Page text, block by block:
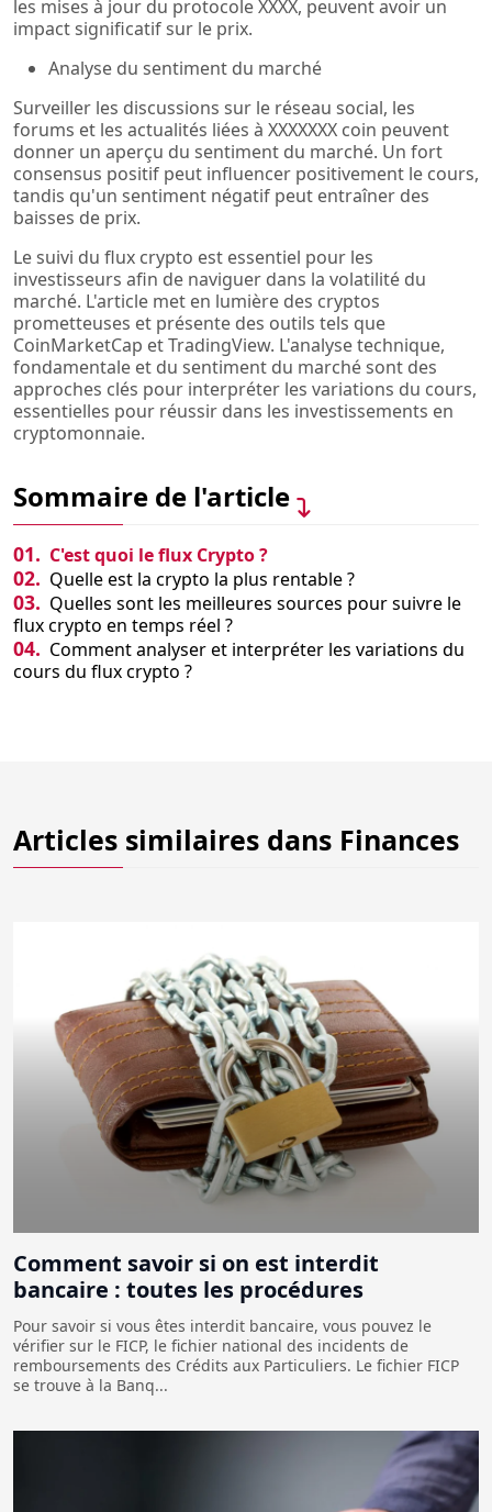
les mises à jour du protocole XXXX, peuvent avoir un
impact significatif sur le prix.
Analyse du sentiment du marché
Surveiller les discussions sur le réseau social, les
forums et les actualités liées à XXXXXXX coin peuvent
donner un aperçu du sentiment du marché. Un fort
consensus positif peut influencer positivement le cours,
tandis qu'un sentiment négatif peut entraîner des
baisses de prix.
Le suivi du flux crypto est essentiel pour les
investisseurs afin de naviguer dans la volatilité du
marché. L'article met en lumière des cryptos
prometteuses et présente des outils tels que
CoinMarketCap et TradingView. L'analyse technique,
fondamentale et du sentiment du marché sont des
approches clés pour interpréter les variations du cours,
essentielles pour réussir dans les investissements en
cryptomonnaie.
Sommaire de l'article
01. C'est quoi le flux Crypto ?
02. Quelle est la crypto la plus rentable ?
03. Quelles sont les meilleures sources pour suivre le
flux crypto en temps réel ?
04. Comment analyser et interpréter les variations du
cours du flux crypto ?
Articles similaires dans Finances
Comment savoir si on est interdit
bancaire : toutes les procédures
Pour savoir si vous êtes interdit bancaire, vous pouvez le
vérifier sur le FICP, le fichier national des incidents de
remboursements des Crédits aux Particuliers. Le fichier FICP
se trouve à la Banq...